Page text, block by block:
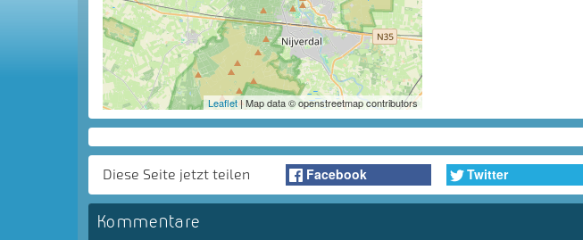
Leaflet| Map data © openstreetmap contributors
Diese Seite jetzt teilen Facebook Twitter
Kommentare